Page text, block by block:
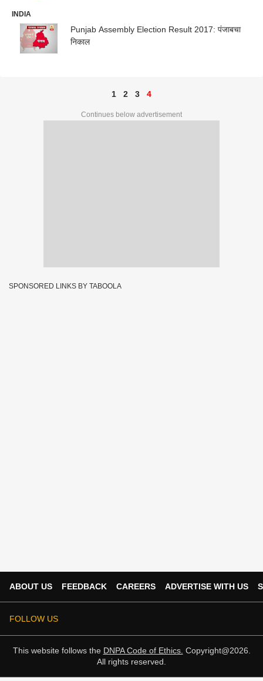
INDIA
Punjab Assembly Election Result 2017: पंजाबचा
निकाल
1 2 3 4
Continues below advertisement
SPONSORED LINKS BY TABOOLA
ABOUT US FEEDBACK CAREERS ADVERTISE WITH US
FOLLOW US
This website follows the DNPA Code of Ethics. Copyright@2026.
All rights reserved.